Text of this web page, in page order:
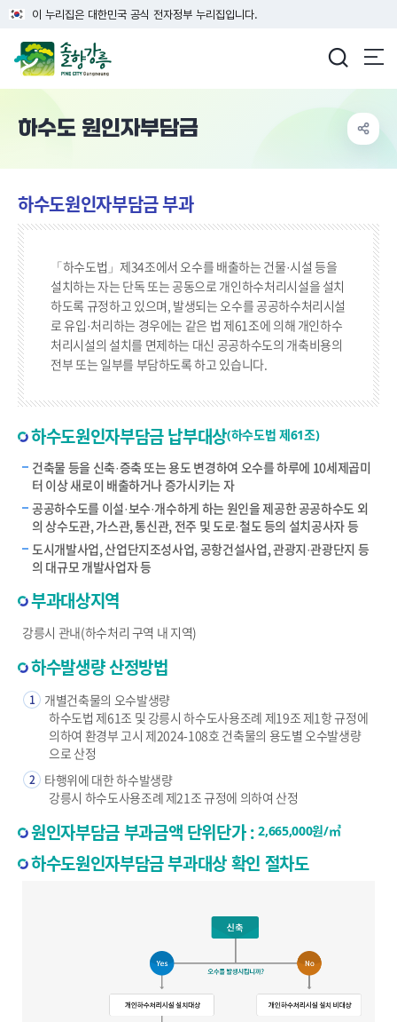
이 누리집은 대한민국 공식 전자정부 누리집입니다.
하수도 원인자부담금
하수도원인자부담금 부과
「하수도법」제34조에서 오수를 배출하는 건물·시설 등을
설치하는 자는 단독 또는 공동으로 개인하수처리시설을 설치
하도록 규정하고 있으며, 발생되는 오수를 공공하수처리시설
로 유입·처리하는 경우에는 같은 법 제61조에 의해 개인하수
처리시설의 설치를 면제하는 대신 공공하수도의 개축비용의
전부 또는 일부를 부담하도록 하고 있습니다.
하수도원인자부담금 납부대상(하수도법 제61조)
건축물 등을 신축·증축 또는 용도 변경하여 오수를 하루에 10세제곱미
터 이상 새로이 배출하거나 증가시키는 자
공공하수도를 이설·보수·개수하게 하는 원인을 제공한 공공하수도 외
의 상수도관, 가스관, 통신관, 전주 및 도로·철도 등의 설치공사자 등
도시개발사업, 산업단지조성사업, 공항건설사업, 관광지·관광단지 등
의 대규모 개발사업자 등
부과대상지역
강릉시 관내(하수처리 구역 내 지역)
하수발생량 산정방법
1
개별건축물의 오수발생량
하수도법 제61조 및 강릉시 하수도사용조례 제19조 제1항 규정에
의하여 환경부 고시 제2024-108호 건축물의 용도별 오수발생량
으로 산정
2
타행위에 대한 하수발생량
강릉시 하수도사용조례 제21조 규정에 의하여 산정
원인자부담금 부과금액 단위단가 :2,665,000원/㎥
하수도원인자부담금 부과대상 확인 절차도